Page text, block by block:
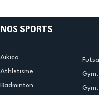
NOS SPORTS
Aikido
Athletisme
Badminton